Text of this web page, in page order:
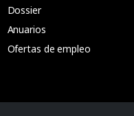
Dossier
Anuarios
Ofertas de empleo